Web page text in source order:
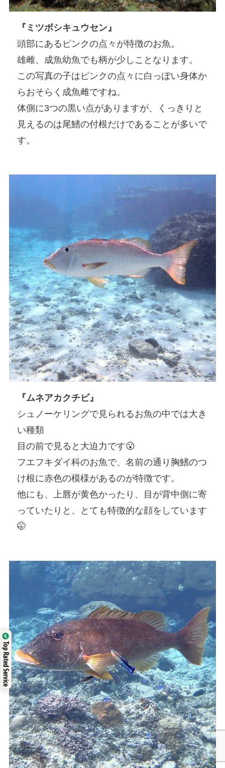
『ミツボシキュウセン』
頭部にあるピンクの点々が特徴のお魚。
雄雌、成魚幼魚でも柄が少しことなります。
この写真の子はピンクの点々に白っぽい身体か
らおそらく成魚雌ですね。
体側に3つの黒い点がありますが、くっきりと
見えるのは尾鰭の付根だけであることが多いで
す。
『ムネアカクチビ』
シュノーケリングで見られるお魚の中では大き
い種類
目の前で見ると大迫力です😮
フエフキダイ科のお魚で、名前の通り胸鰭のつ
け根に赤色の模様があるのが特徴です。
他にも、上唇が黄色かったり、目が背中側に寄
っていたりと、とても特徴的な顔をしています
🤭
Top Rated Service